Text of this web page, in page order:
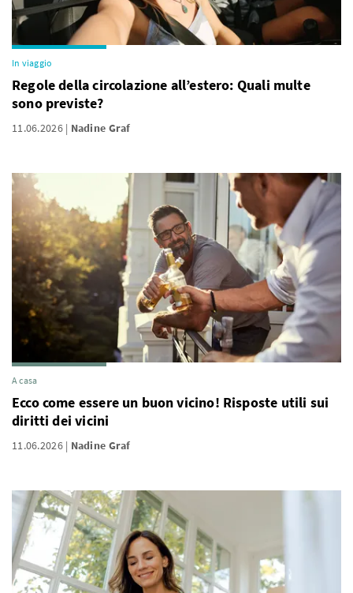
In viaggio
Regole della circolazione all’estero: Quali multe
sono previste?
11.06.2026 Nadine Graf
A casa
Ecco come essere un buon vicino! Risposte utili sui
diritti dei vicini
11.06.2026 Nadine Graf